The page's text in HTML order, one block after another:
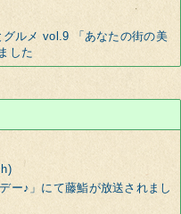
ルメ vol.9 「あなたの街の美
した
ー♪」にて藤鮨が放送されまし